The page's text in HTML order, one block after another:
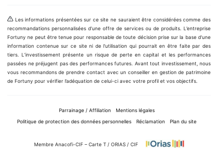
Les informations présentées sur ce site ne sauraient être considérées comme des
recommandations personnalisées d’une offre de services ou de produits. L’entreprise
Fortuny ne peut être tenue pour responsable de toute décision prise sur la base d'une
information contenue sur ce site ni de l'utilisation qui pourrait en être faite par des
tiers. L’investissement présente un risque de perte en capital et les performances
passées ne préjugent pas des performances futures. Avant tout investissement, nous
vous recommandons de prendre contact avec un conseiller en gestion de patrimoine
de Fortuny pour vérifier l’adéquation de celui-ci avec votre profil et vos objectifs.
Parrainage / Affiliation
Mentions légales
Politique de protection des données personnelles
Réclamation Plan du site
Membre Anacofi-CIF – Carte T / ORIAS / CIF